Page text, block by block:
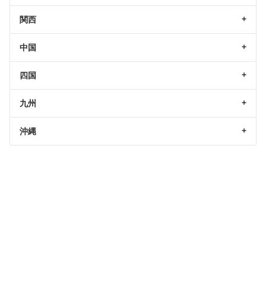
関西
中国
四国
九州
沖縄